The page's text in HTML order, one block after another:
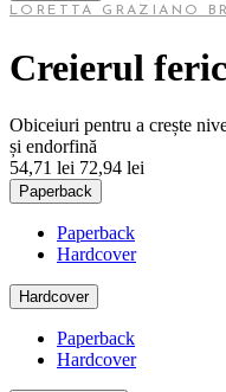
LORETTA GRAZIANO
Creierul
Obiceiuri pentru a crește
și endorfină
54,71 lei 72,94 lei
Paperback
Paperback
Hardcover
Hardcover
Paperback
Hardcover